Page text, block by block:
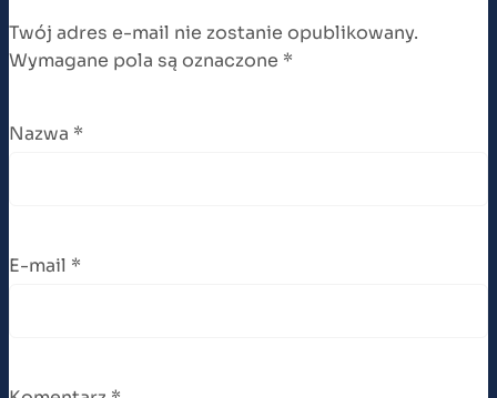
Twój adres e-mail nie zostanie opublikowany.
Wymagane pola są oznaczone *
Nazwa *
E-mail *